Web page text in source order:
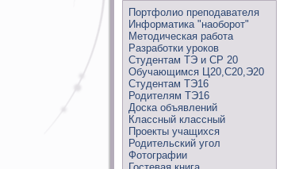
Портфолио преподавателя
Информатика "наоборот"
Методическая работа
Разработки уроков
Студентам ТЭ и СР 20
Обучающимся Ц20,С20,Э20
Студентам ТЭ16
Родителям ТЭ16
Доска объявлений
Классный классный
Проекты учащихся
Родительский угол
Фотографии